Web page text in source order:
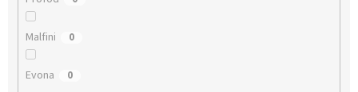
Malfini 0
Evona 0